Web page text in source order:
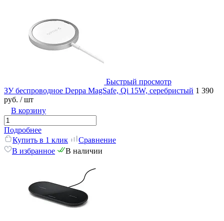
Быстрый просмотр
ЗУ беспроводное Deppa MagSafe, Qi 15W, серебристый 1 390
руб. / шт
В корзину
Подробнее
Купить в 1 клик
Сравнение
В избранное
В наличии